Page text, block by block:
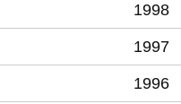
1998
1997
1996